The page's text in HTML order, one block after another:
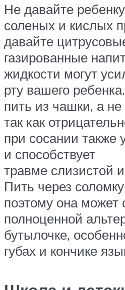
Не давайте
соленых и кислых
давайте
газированные
жидкости могут
рту вашего
пить из чашки, а
так как
при сосании также
и способствует
травме слизистой
Пить через
поэтому она может
полноценной
бутылочке,
губах и кончике